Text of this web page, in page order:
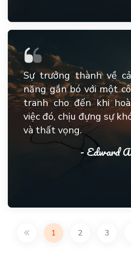
Sự trưởng thành về
năng gắn bó với một
tranh cho đến khi
việc đó, chịu đựng sự
và thất vọng.
- Edward
1 2 3